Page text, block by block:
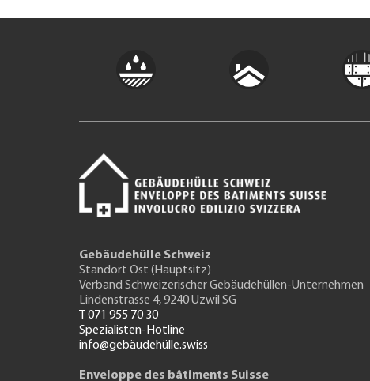
Gebäudehülle Schweiz
Standort Ost (Hauptsitz)
Verband Schweizerischer Gebäudehüllen-Unternehmen
Lindenstrasse 4, 9240 Uzwil SG
T 071 955 70 30
Spezialisten-Hotline
info@gebäudehülle.swiss
Enveloppe des bâtiments Suisse